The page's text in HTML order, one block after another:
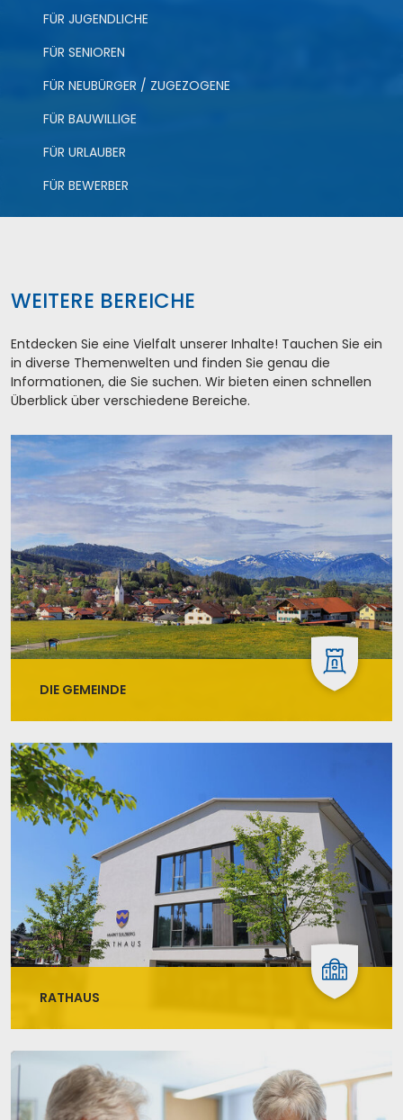
FÜR JUGENDLICHE
FÜR SENIOREN
FÜR NEUBÜRGER / ZUGEZOGENE
FÜR BAUWILLIGE
FÜR URLAUBER
FÜR BEWERBER
WEITERE BEREICHE
Entdecken Sie eine Vielfalt unserer Inhalte! Tauchen Sie ein
in diverse Themenwelten und finden Sie genau die
Informationen, die Sie suchen. Wir bieten einen schnellen
Überblick über verschiedene Bereiche.
DIE GEMEINDE
RATHAUS
Mitarbeitenden in der Verwaltung ist für alle
Bürgerinnen und Bürger der Gemeinde da.